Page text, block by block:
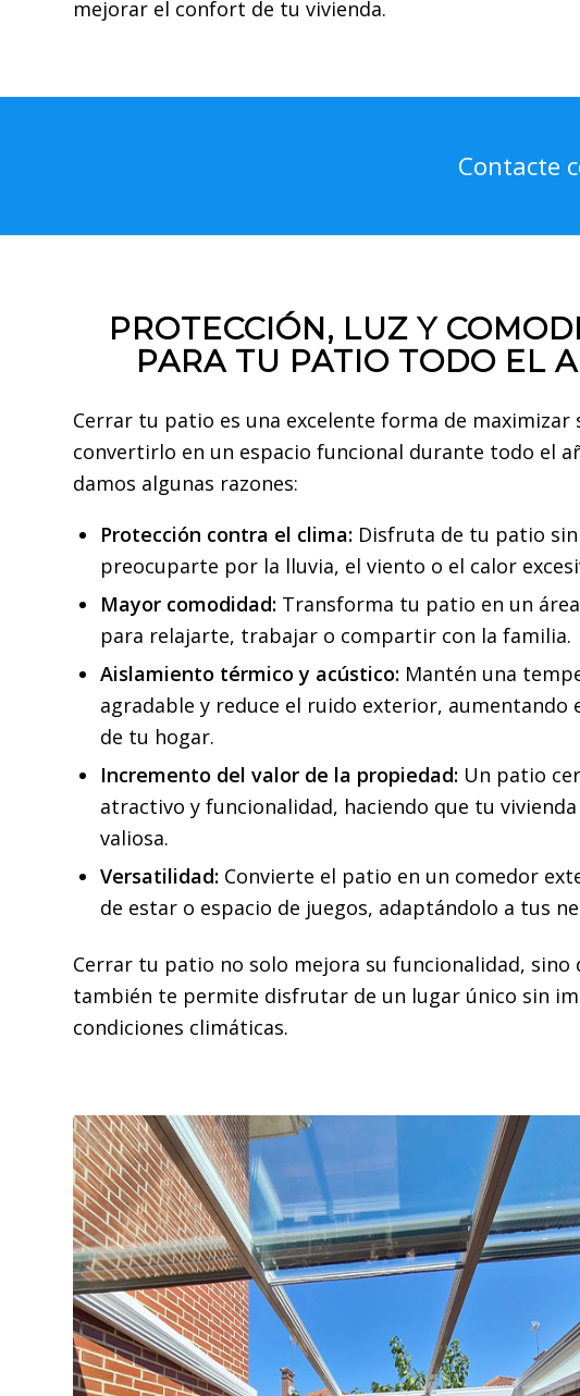
mejorar el confort de tu vivienda.
Contacte
PROTECCIÓN, LUZ Y
PARA TU PATIO TODO EL
Cerrar tu patio es una excelente forma de maximizar
convertirlo en un espacio funcional durante todo el
damos algunas razones:
Protección contra el clima: Disfruta de tu patio sin
preocuparte por la lluvia, el viento o el calor
Mayor comodidad: Transforma tu patio en un
para relajarte, trabajar o compartir con la familia.
Aislamiento térmico y acústico: Mantén una
agradable y reduce el ruido exterior, aumentando
de tu hogar.
Incremento del valor de la propiedad: Un patio
atractivo y funcionalidad, haciendo que tu vivienda
valiosa.
Versatilidad: Convierte el patio en un comedor
de estar o espacio de juegos, adaptándolo a tus
Cerrar tu patio no solo mejora su funcionalidad, sino
también te permite disfrutar de un lugar único sin
condiciones climáticas.